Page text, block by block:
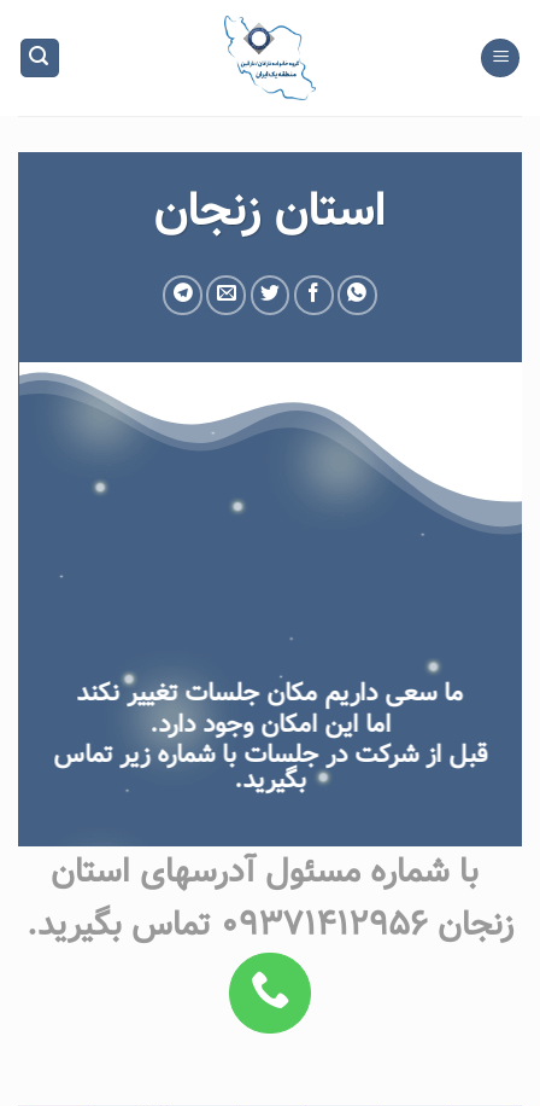
content
استان زنجان
ما سعی داریم مکان جلسات تغییر نکند
اما این امکان وجود دارد.
قبل از شرکت در جلسات با شماره زیر تماس
بگیرید.
با شماره مسئول آدرسهای استان
زنجان ۰۹۳۷۱۴۱۲۹۵۶ تماس بگیرید.